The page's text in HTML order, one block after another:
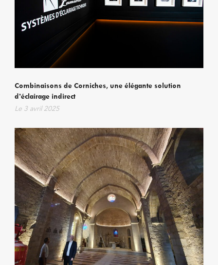
Combinaisons de Corniches, une élégante solution
d’éclairage indirect
Le 3 avril 2025